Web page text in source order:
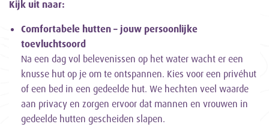
Kijk uit naar:
Comfortabele hutten – jouw persoonlijke
toevluchtsoord
Na een dag vol belevenissen op het water wacht er een
knusse hut op je om te ontspannen. Kies voor een privéhut
of een bed in een gedeelde hut. We hechten veel waarde
aan privacy en zorgen ervoor dat mannen en vrouwen in
gedeelde hutten gescheiden slapen.